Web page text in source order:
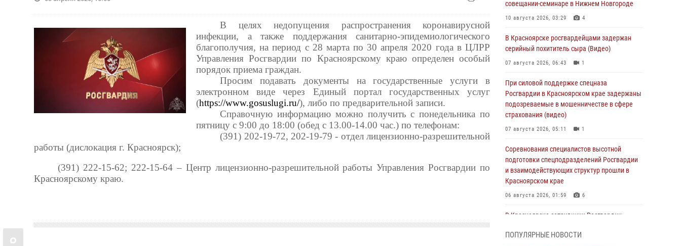
В целях недопущения распространения коронавирусной
инфекции, а также поддержания санитарно-эпидемиологического
благополучия, на период с 28 марта по 30 апреля 2020 года в ЦЛРР
Управления Росгвардии по Красноярскому краю определен особый
порядок приема граждан.
Просим подавать документы на государственные услуги в
электронном виде через Единый портал государственных услуг
(https://www.gosuslugi.ru/), либо по предварительной записи.
Справочную информацию можно получить с понедельника по
пятницу с 9:00 до 18:00 (обед с 13.00-14.00 час.) по телефонам:
(391) 202-19-72, 202-19-79 - отдел лицензионно-разрешительной
работы (дислокация г. Красноярск);
(391) 222-15-62; 222-15-64 – Центр лицензионно-разрешительной работы Управления Росгвардии по
Красноярскому краю.
совещании-семинаре в Нижнем Новгороде
10 августа 2026, 03:29 4
В Красноярске росгвардейцами задержан
серийный похититель сыра (Видео)
07 августа 2026, 06:43 1
При силовой поддержке спецназа
Росгвардии в Красноярском крае задержаны
подозреваемые в мошенничестве в сфере
страхования (видео)
07 августа 2026, 05:11 1
Соревнования специалистов высотной
подготовки спецподразделений Росгвардии
и взаимодействующих структур прошли в
Красноярском крае
06 августа 2026, 01:59 6
В Красноярске сотрудники Росгвардии
ПОПУЛЯРНЫЕ НОВОСТИ